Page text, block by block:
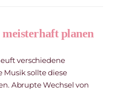
meisterhaft planen
verschiedene
sollte diese
Abrupte Wechsel von